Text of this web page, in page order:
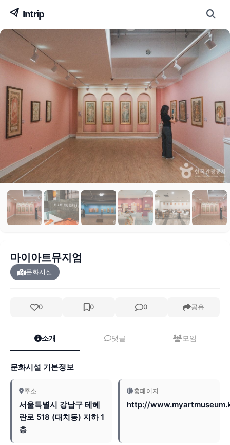
마이아트뮤지엄
문화시설
0 0 0 공유
소개 댓글 모임
문화시설 기본정보
주소
서울특별시 강남구 테헤
란로 518 (대치동) 지하 1
층
홈페이지
http://